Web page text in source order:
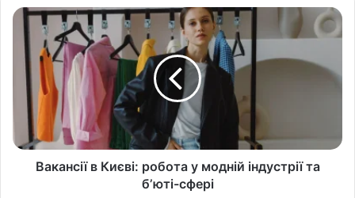
йт
Вакансії в Києві: робота у модній індустрії та
бʼюті-сфері